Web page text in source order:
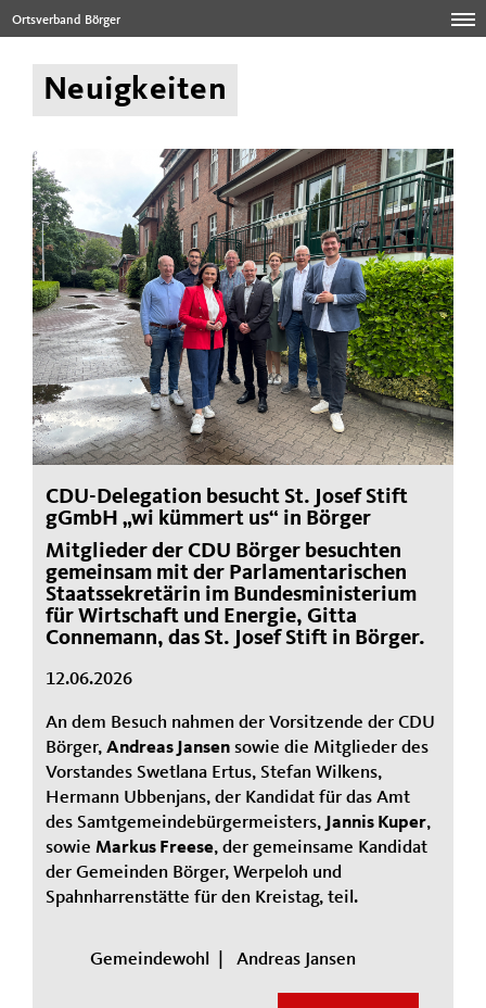
Ortsverband Börger
Neuigkeiten
CDU-Delegation besucht St. Josef Stift
gGmbH „wi kümmert us“ in Börger
Mitglieder der CDU Börger besuchten
gemeinsam mit der Parlamentarischen
Staatssekretärin im Bundesministerium
für Wirtschaft und Energie, Gitta
Connemann, das St. Josef Stift in Börger.
12.06.2026
An dem Besuch nahmen der Vorsitzende der CDU
Börger, Andreas Jansensowie die Mitglieder des
Vorstandes Swetlana Ertus, Stefan Wilkens,
Hermann Ubbenjans, der Kandidat für das Amt
des Samtgemeindebürgermeisters, Jannis Kuper,
sowie Markus Freese, der gemeinsame Kandidat
der Gemeinden Börger, Werpeloh und
Spahnharrenstätte für den Kreistag, teil.
Gemeindewohl Andreas Jansen